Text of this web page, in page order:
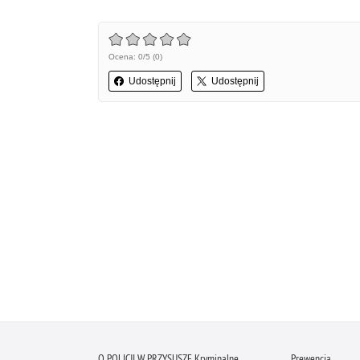
Ocena: 0/5 (0)
Udostępnij Udostępnij